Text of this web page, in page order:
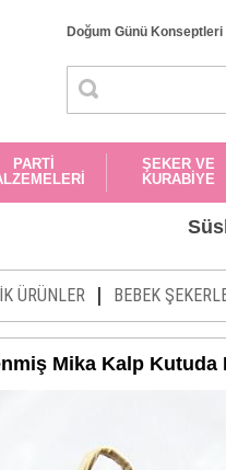
Doğum Günü Konseptleri
PARTİ
ŞEKER VE
KURABİYE
ÜRÜNLER | BEBEK
Mika Kalp Kutuda